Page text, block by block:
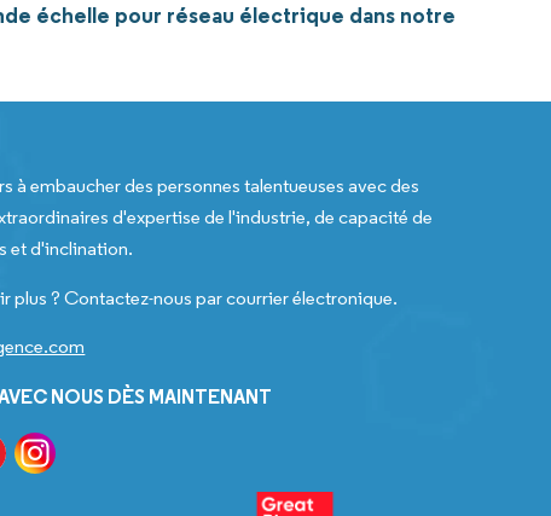
échelle pour réseau électrique dans notre
à embaucher des personnes talentueuses avec des
d'expertise de l'industrie, de capacité de
et d'inclination.
plus ? Contactez-nous par courrier électronique.
NOUS DÈS MAINTENANT